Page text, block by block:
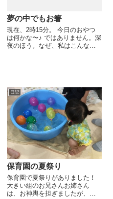
夢の中でもお箸
現在、2時15分。 今日のおやつ
は何かな〜♪ ではありません。深
夜のほう。なぜ、私はこんな時
日記
保育園の夏祭り
保育園で夏祭りがありました！
大きい組のお兄さんお姉さん
は、お神輿を担ぎましたが、娘